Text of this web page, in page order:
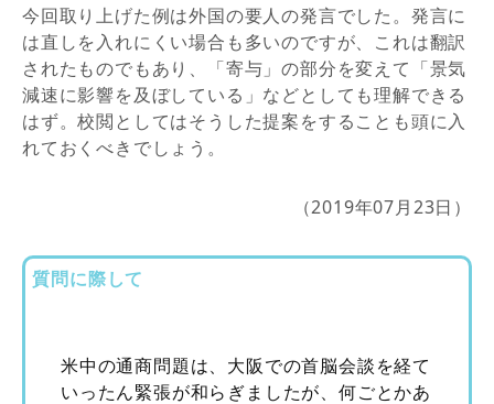
今回取り上げた例は外国の要人の発言でした。発言に
は直しを入れにくい場合も多いのですが、これは翻訳
されたものでもあり、「寄与」の部分を変えて「景気
減速に影響を及ぼしている」などとしても理解できる
はず。校閲としてはそうした提案をすることも頭に入
れておくべきでしょう。
（2019年07月23日）
質問に際して
米中の通商問題は、大阪での首脳会談を経て
いったん緊張が和らぎましたが、何ごとかあ